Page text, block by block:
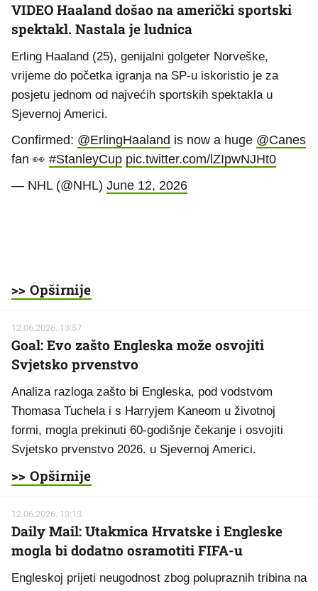
VIDEO Haaland došao na američki sportski
spektakl. Nastala je ludnica
Erling Haaland (25), genijalni golgeter Norveške,
vrijeme do početka igranja na SP-u iskoristio je za
posjetu jednom od najvećih sportskih spektakla u
Sjevernoj Americi.
Confirmed: @ErlingHaaland is now a huge @Canes
fan 👀 #StanleyCup pic.twitter.com/lZIpwNJHt0
— NHL (@NHL) June 12, 2026
>> Opširnije
12.06.2026. 13:57
Goal: Evo zašto Engleska može osvojiti
Svjetsko prvenstvo
Analiza razloga zašto bi Engleska, pod vodstvom
Thomasa Tuchela i s Harryjem Kaneom u životnoj
formi, mogla prekinuti 60-godišnje čekanje i osvojiti
Svjetsko prvenstvo 2026. u Sjevernoj Americi.
>> Opširnije
12.06.2026. 13:13
Daily Mail: Utakmica Hrvatske i Engleske
mogla bi dodatno osramotiti FIFA-u
Engleskoj prijeti neugodnost zbog polupraznih tribina na